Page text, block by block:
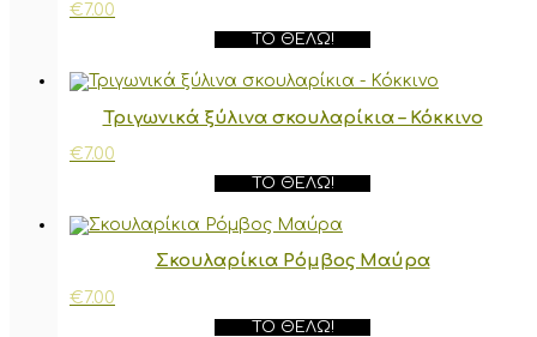
€ 7.00
ΤΟ ΘΈΛΩ!
Τριγωνικά ξύλινα σκουλαρίκια – Κόκκινο
€ 7.00
ΤΟ ΘΈΛΩ!
Σκουλαρίκια Ρόμβος Μαύρα
€ 7.00
ΤΟ ΘΈΛΩ!